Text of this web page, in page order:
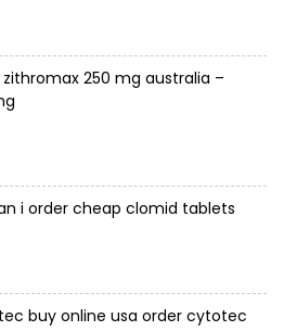
zithromax 250 mg australia –
i order cheap clomid tablets
buy online usa order cytotec